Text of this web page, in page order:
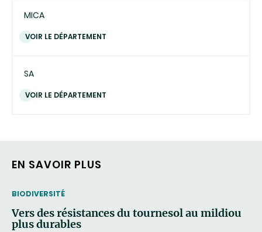
MICA
VOIR LE DÉPARTEMENT
SA
VOIR LE DÉPARTEMENT
EN SAVOIR PLUS
THEMATIC
BIODIVERSITÉ
Vers des résistances du tournesol au mildiou
plus durables